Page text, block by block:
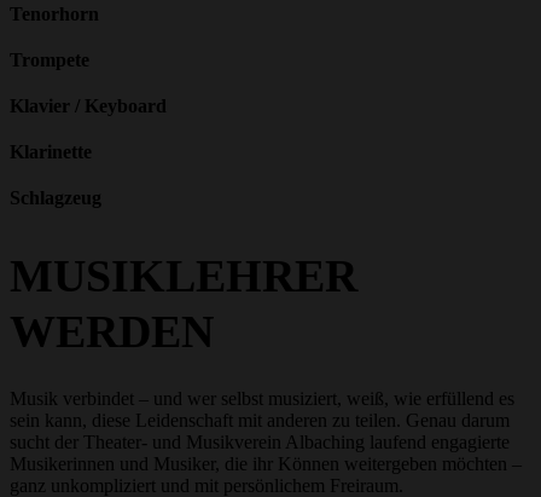
Tenorhorn
Trompete
Klavier / Keyboard
Klarinette
Schlagzeug
MUSIK­LEHRER
WERDEN
Musik verbindet – und wer selbst musiziert, weiß, wie erfüllend es
sein kann, diese Leidenschaft mit anderen zu teilen. Genau darum
sucht der Theater- und Musikverein Albaching laufend engagierte
Musikerinnen und Musiker, die ihr Können weitergeben möchten –
ganz unkompliziert und mit persönlichem Freiraum.